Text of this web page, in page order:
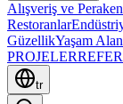
Alışveriş ve
Restoranlar
GüzellikYaşam
PROJELER
tr